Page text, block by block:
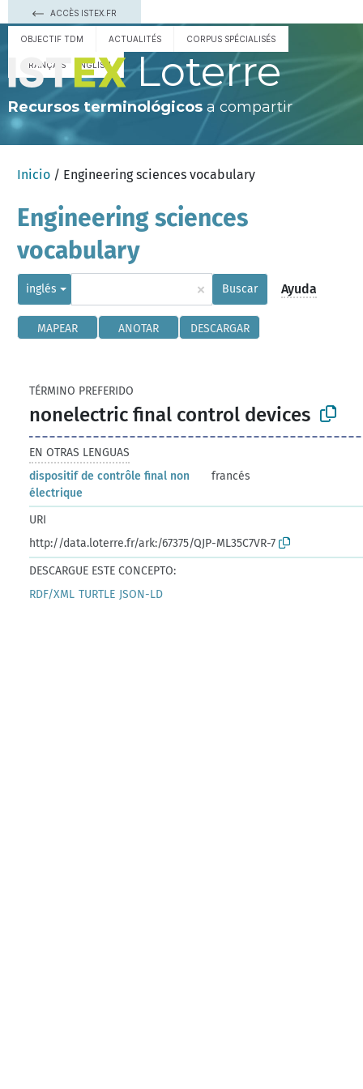
ACCÈS ISTEX.FR
OBJECTIF TDM ACTUALITÉS CORPUS SPÉCIALISÉS
FRANÇAIS ENGLISH Loterre
Recursos terminológicos a compartir
Inicio / Engineering sciences vocabulary
Engineering sciences
vocabulary
inglés × Buscar Ayuda
MAPEAR ANOTAR DESCARGAR
TÉRMINO PREFERIDO
nonelectric final control devices
EN OTRAS LENGUAS
dispositif de contrôle final non
électrique
francés
URI
http://data.loterre.fr/ark:/67375/QJP-ML35C7VR-7
DESCARGUE ESTE CONCEPTO:
RDF/XML TURTLE JSON-LD